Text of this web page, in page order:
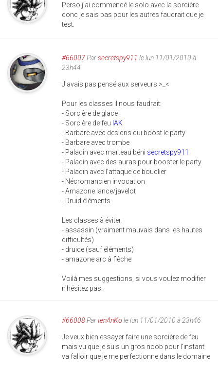
Perso j'ai commencé le solo avec la sorcière
donc je sais pas pour les autres faudrait que je
test.
#66007Parsecretspy911 le lun 11/01/2010 à
23h44
J'avais pas pensé aux serveurs >_<
Pour les classes il nous faudrait:
- Sorcière de glace
- Sorcière de feu IAK
- Barbare avec des cris qui boost le party
- Barbare avec trombe
- Paladin avec marteau béni secretspy911
- Paladin avec des auras pour booster le party
- Paladin avec l'attaque de bouclier
- Nécromancien invocation
- Amazone lance/javelot
- Druid éléments
Les classes à éviter:
- assassin (vraiment mauvais dans les hautes
difficultés)
- druide (sauf éléments)
- amazone arc à flèche
Voilà mes suggestions, si vous voulez modifier
n'hésitez pas.
#66008Par IenAnKo le lun 11/01/2010 à 23h46
Je veux bien essayer faire une sorcière de feu
mais vu que je suis un gros noob pour l'instant
va falloir que je me perfectionne dans le domaine